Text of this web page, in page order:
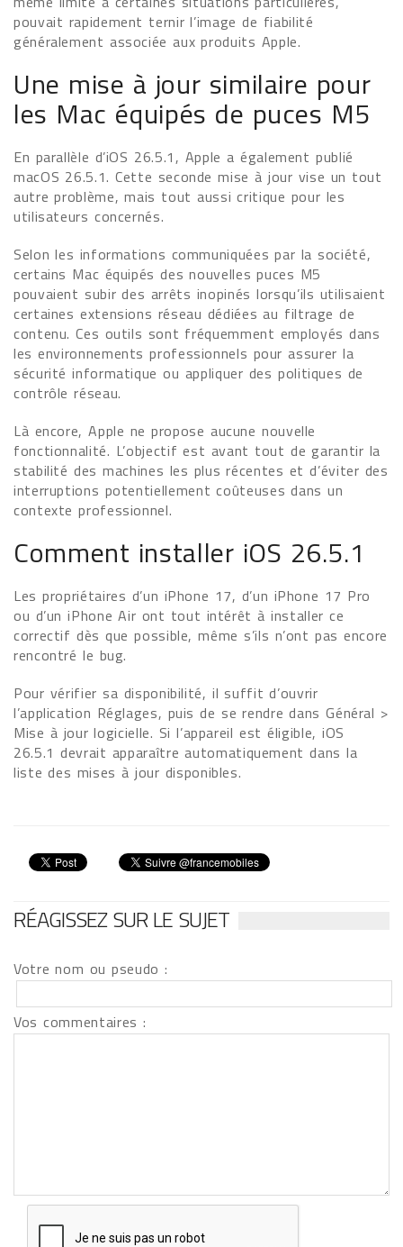
pouvait rapidement ternir l’image de fiabilité
généralement associée aux produits Apple.
Une mise à jour similaire pour
les Mac équipés de puces M5
En parallèle d’iOS 26.5.1, Apple a également publié
macOS 26.5.1. Cette seconde mise à jour vise un tout
autre problème, mais tout aussi critique pour les
utilisateurs concernés.
Selon les informations communiquées par la société,
certains Mac équipés des nouvelles puces M5
pouvaient subir des arrêts inopinés lorsqu’ils utilisaient
certaines extensions réseau dédiées au filtrage de
contenu. Ces outils sont fréquemment employés dans
les environnements professionnels pour assurer la
sécurité informatique ou appliquer des politiques de
contrôle réseau.
Là encore, Apple ne propose aucune nouvelle
fonctionnalité. L’objectif est avant tout de garantir la
stabilité des machines les plus récentes et d’éviter des
interruptions potentiellement coûteuses dans un
contexte professionnel.
Comment installer iOS 26.5.1
Les propriétaires d’un iPhone 17, d’un iPhone 17 Pro
ou d’un iPhone Air ont tout intérêt à installer ce
correctif dès que possible, même s’ils n’ont pas encore
rencontré le bug.
Pour vérifier sa disponibilité, il suffit d’ouvrir
l’application Réglages, puis de se rendre dans Général >
Mise à jour logicielle. Si l’appareil est éligible, iOS
26.5.1 devrait apparaître automatiquement dans la
liste des mises à jour disponibles.
RÉAGISSEZ SUR LE SUJET
Votre nom ou pseudo :
Vos commentaires :